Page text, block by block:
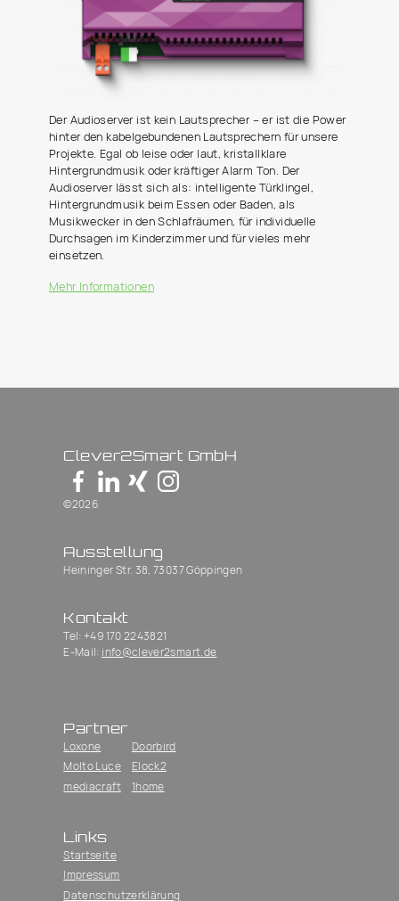
Der Audioserver ist kein Lautsprecher – er ist die Power
hinter den kabelgebundenen Lautsprechern für unsere
Projekte. Egal ob leise oder laut, kristallklare
Hintergrundmusik oder kräftiger Alarm Ton. Der
Audioserver lässt sich als: intelligente Türklingel,
Hintergrundmusik beim Essen oder Baden, als
Musikwecker in den Schlafräumen, für individuelle
Durchsagen im Kinderzimmer und für vieles mehr
einsetzen.
Mehr Informationen
Clever2Smart GmbH
©2026
Ausstellung
Heininger Str. 38, 73037 Göppingen
Kontakt
Tel: ‭+49 170 2243821‬
E-Mail: info@clever2smart.de
Partner
Loxone
Molto Luce
mediacraft
Doorbird
Elock2
1home
Links
Startseite
Impressum
Datenschutzerklärung